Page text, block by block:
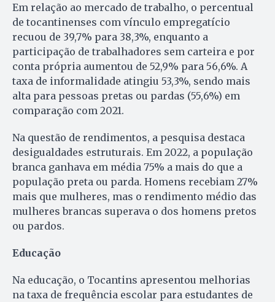
Em relação ao mercado de trabalho, o percentual
de tocantinenses com vínculo empregatício
recuou de 39,7% para 38,3%, enquanto a
participação de trabalhadores sem carteira e por
conta própria aumentou de 52,9% para 56,6%. A
taxa de informalidade atingiu 53,3%, sendo mais
alta para pessoas pretas ou pardas (55,6%) em
comparação com 2021.
Na questão de rendimentos, a pesquisa destaca
desigualdades estruturais. Em 2022, a população
branca ganhava em média 75% a mais do que a
população preta ou parda. Homens recebiam 27%
mais que mulheres, mas o rendimento médio das
mulheres brancas superava o dos homens pretos
ou pardos.
Educação
Na educação, o Tocantins apresentou melhorias
na taxa de frequência escolar para estudantes de